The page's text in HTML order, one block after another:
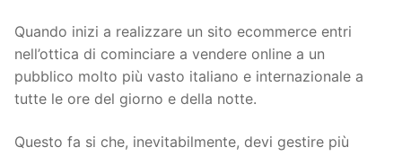
Quando inizi a realizzare un sito ecommerce entri
nell’ottica di cominciare a vendere online a un
pubblico molto più vasto italiano e internazionale a
tutte le ore del giorno e della notte.
Questo fa si che, inevitabilmente, devi gestire più